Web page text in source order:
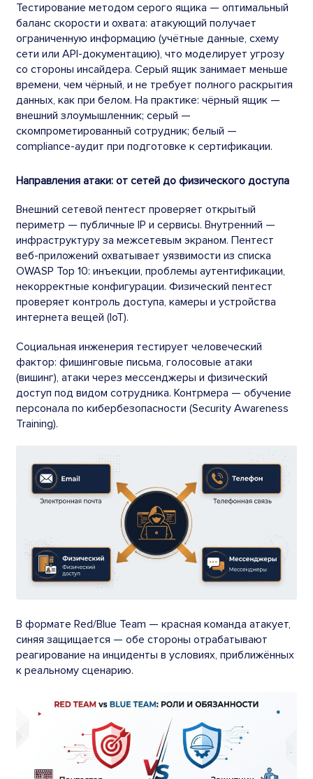
Тестирование методом серого ящика — оптимальный
баланс скорости и охвата: атакующий получает
ограниченную информацию (учётные данные, схему
сети или API-документацию), что моделирует угрозу
со стороны инсайдера. Серый ящик занимает меньше
времени, чем чёрный, и не требует полного раскрытия
данных, как при белом. На практике: чёрный ящик —
внешний злоумышленник; серый —
скомпрометированный сотрудник; белый —
compliance-аудит при подготовке к сертификации.
Направления атаки: от сетей до физического доступа
Внешний сетевой пентест проверяет открытый
периметр — публичные IP и сервисы. Внутренний —
инфраструктуру за межсетевым экраном. Пентест
веб-приложений охватывает уязвимости из списка
OWASP Top 10: инъекции, проблемы аутентификации,
некорректные конфигурации. Физический пентест
проверяет контроль доступа, камеры и устройства
интернета вещей (IoT).
Социальная инженерия тестирует человеческий
фактор: фишинговые письма, голосовые атаки
(вишинг), атаки через мессенджеры и физический
доступ под видом сотрудника. Контрмера — обучение
персонала по кибербезопасности (Security Awareness
Training).
В формате Red/Blue Team — красная команда атакует,
синяя защищается — обе стороны отрабатывают
реагирование на инциденты в условиях, приближённых
к реальному сценарию.